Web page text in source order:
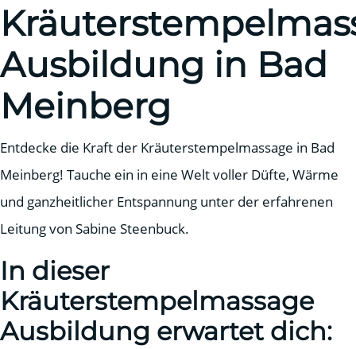
Ausbildung in Bad
Meinberg
Entdecke die Kraft der Kräuterstempelmassage in Bad
Meinberg! Tauche ein in eine Welt voller Düfte, Wärme
und ganzheitlicher Entspannung unter der erfahrenen
Leitung von Sabine Steenbuck.
In dieser
Kräuterstempelmassage
Ausbildung erwartet dich: